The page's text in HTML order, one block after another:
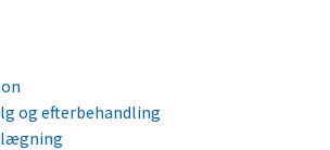
og efterbehandling